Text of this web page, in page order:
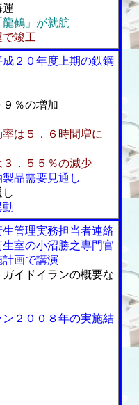
運
鶴」が就航
で竣工
２０年度上期の鉄鋼
％の増加
は５．６時間増に
．５５％の減少
品需要見通し
動
生管理実務担当者連絡
室の小沼勝之専門官
画で講演
イドイランの概要な
ン２００８年の実施結